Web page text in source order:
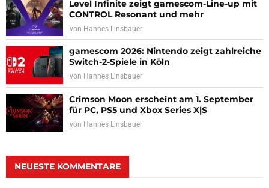
Level Infinite zeigt gamescom-Line-up mit
CONTROL Resonant und mehr
von Hannes Linsbauer
gamescom 2026: Nintendo zeigt zahlreiche
Switch-2-Spiele in Köln
von Hannes Linsbauer
Crimson Moon erscheint am 1. September
für PC, PS5 und Xbox Series X|S
von Hannes Linsbauer
NEUESTE KOMMENTARE